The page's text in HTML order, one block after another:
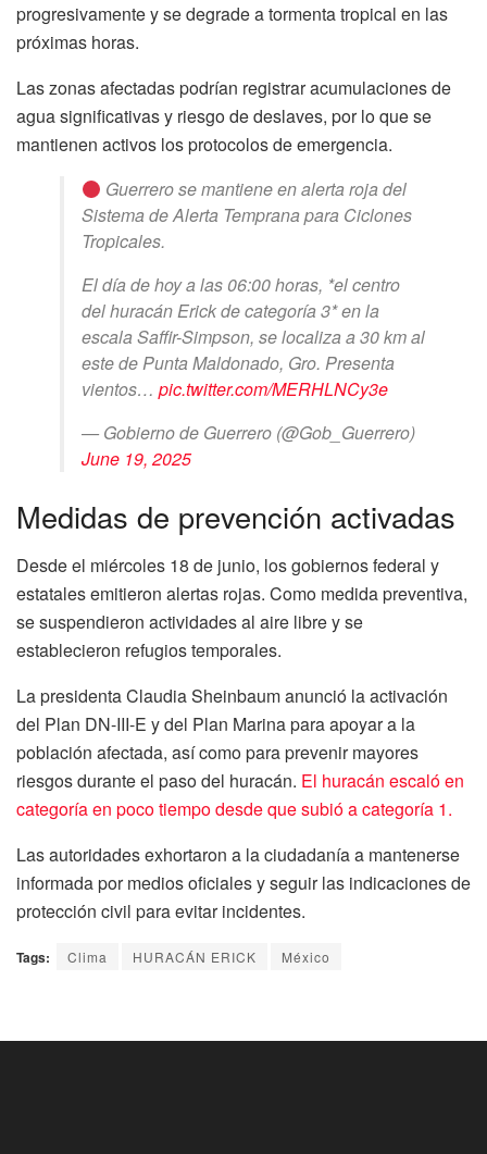
progresivamente y se degrade a tormenta tropical en las
próximas horas.
Las zonas afectadas podrían registrar acumulaciones de
agua significativas y riesgo de deslaves, por lo que se
mantienen activos los protocolos de emergencia.
Guerrero se mantiene en alerta roja del
Sistema de Alerta Temprana para Ciclones
Tropicales.
El día de hoy a las 06:00 horas, *el centro
del huracán Erick de categoría 3* en la
escala Saffir-Simpson, se localiza a 30 km al
este de Punta Maldonado, Gro. Presenta
vientos… pic.twitter.com/MERHLNCy3e
— Gobierno de Guerrero (@Gob_Guerrero)
June 19, 2025
Medidas de prevención activadas
Desde el miércoles 18 de junio, los gobiernos federal y
estatales emitieron alertas rojas. Como medida preventiva,
se suspendieron actividades al aire libre y se
establecieron refugios temporales.
La presidenta Claudia Sheinbaum anunció la activación
del Plan DN-III-E y del Plan Marina para apoyar a la
población afectada, así como para prevenir mayores
riesgos durante el paso del huracán. El huracán escaló en
categoría en poco tiempo desde que subió a categoría 1.
Las autoridades exhortaron a la ciudadanía a mantenerse
informada por medios oficiales y seguir las indicaciones de
protección civil para evitar incidentes.
Tags: Clima HURACÁN ERICK México